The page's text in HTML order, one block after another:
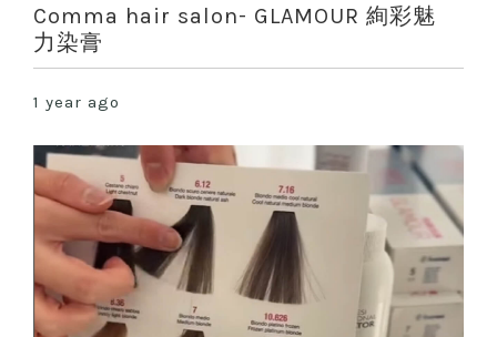
Comma hair salon- GLAMOUR 絢彩魅
力染膏
1 year ago